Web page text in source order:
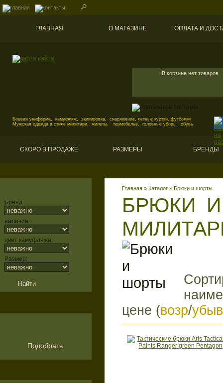
ГЛАВНАЯ О МАГАЗИНЕ ОПЛАТА И
В корзине нет товаров
Боевая униформа, камуфляж, экипировка, снаряжение, летные куртки, футболки
Мужская одежда в стиле милитари, жилеты, термобелье, головные уборы, обувь
СКОРО В ПРОДАЖЕ РАЗМЕРЫ БРЕНДЫ
Бренд:
наличие:
цвет камуфляжа:
Размер:
Подобрать
БРЮКИ
Главная » Каталог » Брюки и шорты
цене (возр/убыв